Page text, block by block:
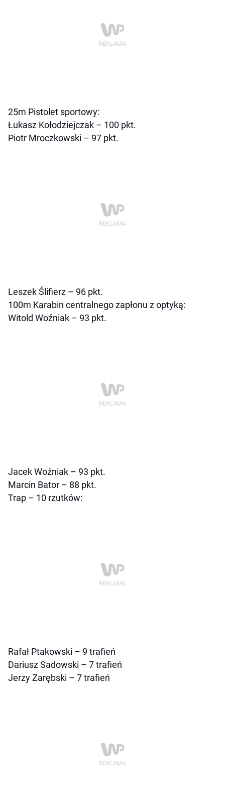
25m Pistolet sportowy:
Łukasz Kołodziejczak – 100 pkt.
Piotr Mroczkowski – 97 pkt.
Leszek Ślifierz – 96 pkt.
100m Karabin centralnego zapłonu z optyką:
Witold Woźniak – 93 pkt.
Jacek Woźniak – 93 pkt.
Marcin Bator – 88 pkt.
Trap – 10 rzutków:
Rafał Ptakowski – 9 trafień
Dariusz Sadowski – 7 trafień
Jerzy Zarębski – 7 trafień